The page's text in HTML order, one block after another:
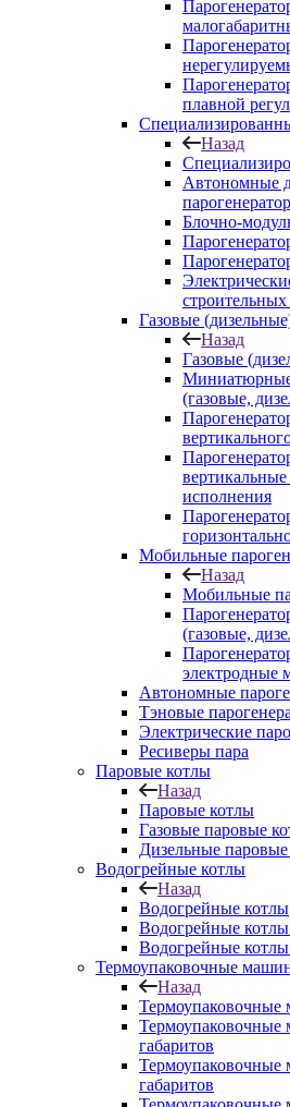
плавной
Назад
Автономные
Блочно-
Газовые
Назад
Газовые
Миниатюрные
(газовые,
исполнения
Мобильные
Назад
Мобильные
(газовые,
электродные
Автономные
Тэновые
Электрические
Ресиверы пара
Паровые котлы
Назад
Паровые котлы
Газовые паровые
Дизельные
Водогрейные котлы
Назад
Водогрейные котлы
Водогрейные котлы
Водогрейные
Термоупаковочные
Назад
Термоупаковочные
габаритов
габаритов